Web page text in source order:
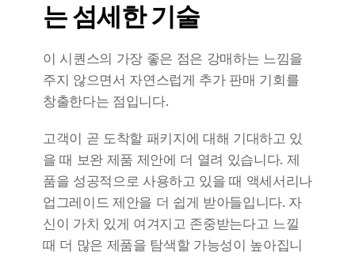
는 섬세한 기술
이 시퀀스의 가장 좋은 점은 강매하는 느낌을
주지 않으면서 자연스럽게 추가 판매 기회를
창출한다는 점입니다.
고객이 곧 도착할 패키지에 대해 기대하고 있
을 때 보완 제품 제안에 더 열려 있습니다. 제
품을 성공적으로 사용하고 있을 때 액세서리나
업그레이드 제안을 더 쉽게 받아들입니다. 자
신이 가치 있게 여겨지고 존중받는다고 느낄
때 더 많은 제품을 탐색할 가능성이 높아집니